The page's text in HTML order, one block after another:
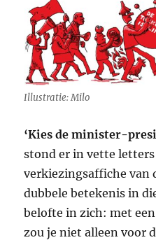
Illustratie: Milo
‘Kies de minister-
stond er in vette letters
verkiezingsaffiche van
dubbele betekenis in
belofte in zich: met
zou je niet alleen voor